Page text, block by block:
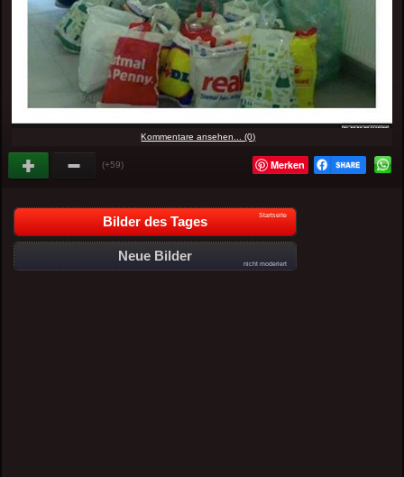
Kommentare ansehen... (0)
(+59) Merken
Bilder des Tages Startseite
Neue Bilder
nicht moderiert